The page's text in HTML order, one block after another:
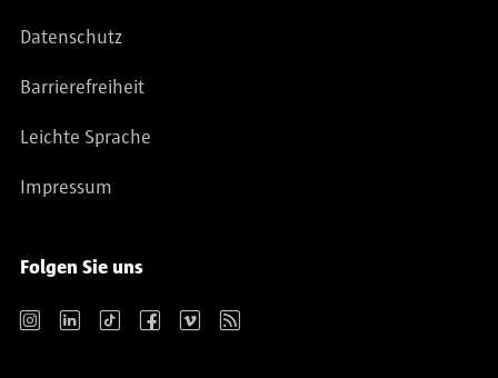
Datenschutz
Barrierefreiheit
Leichte Sprache
Impressum
Folgen Sie uns
Instagram LinkedIn TikTok Facebook Vimeo RSS